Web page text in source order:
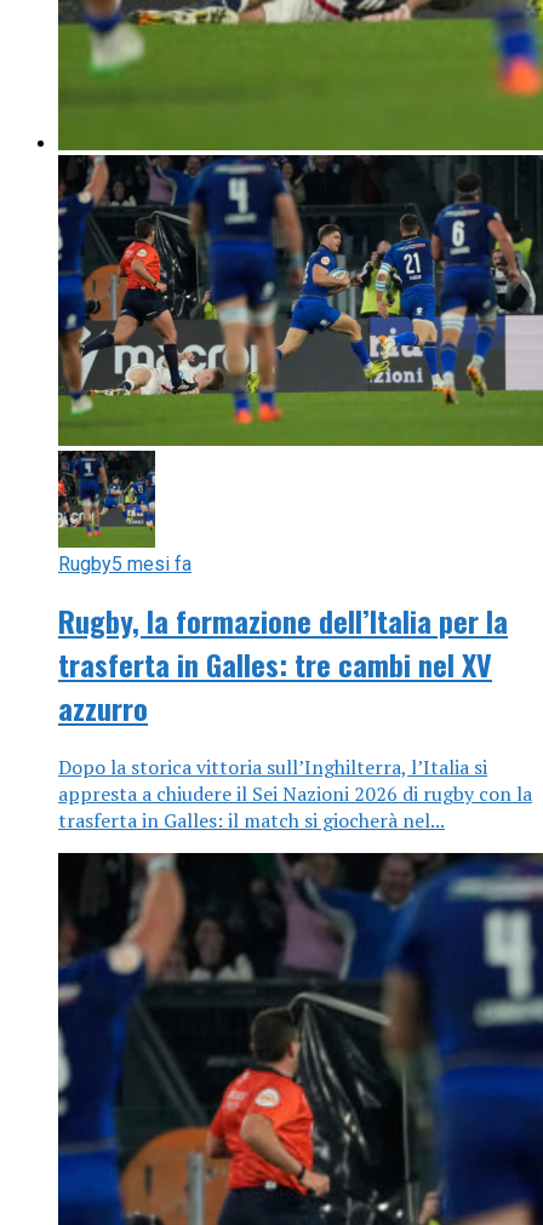
Rugby5 mesi fa
Rugby, la formazione dell’Italia per la
trasferta in Galles: tre cambi nel XV
azzurro
Dopo la storica vittoria sull’Inghilterra, l’Italia si
appresta a chiudere il Sei Nazioni 2026 di rugby con la
trasferta in Galles: il match si giocherà nel...